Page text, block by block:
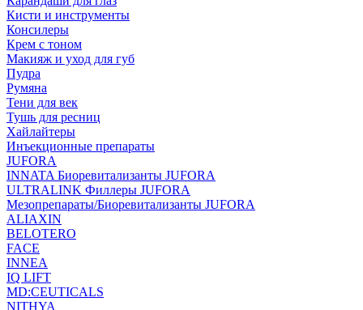
Кисти и инструменты
Консилеры
Крем с тоном
Макияж и уход для губ
Пудра
Румяна
Тени для век
Тушь для ресниц
Хайлайтеры
Инъекционные препараты
JUFORA
INNATA Биоревитализанты JUFORA
ULTRALINK Филлеры JUFORA
Мезопрепараты/Биоревитализанты JUFORA
ALIAXIN
BELOTERO
FACE
INNEA
IQ LIFT
MD:CEUTICALS
NITHYA